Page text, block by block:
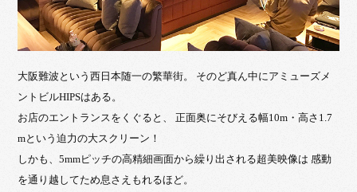
大阪難波という西日本随一の繁華街。 そのど真ん中にアミューズメ
ントビルHIPSはある。
お店のエントランスをくぐると、 正面奥にそびえる幅10m・高さ1.7
mという迫力の大スクリーン！
しかも、5mmピッチの高精細画面から繰り出される超美映像は 感動
を通り越してため息さえもれるほど。